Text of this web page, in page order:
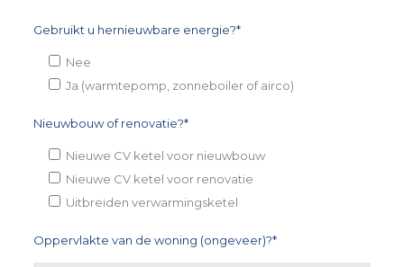
Gebruikt u hernieuwbare energie?*
Nee
Ja (warmtepomp, zonneboiler of airco)
Nieuwbouw of renovatie?*
Nieuwe CV ketel voor nieuwbouw
Nieuwe CV ketel voor renovatie
Uitbreiden verwarmingsketel
Oppervlakte van de woning (ongeveer)?*